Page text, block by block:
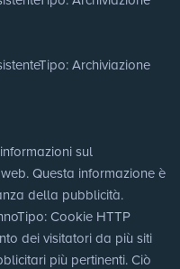
Tipo: Archiviazione
sul
Questa informazione è
della pubblicità.
Tipo: Cookie HTTP
dei visitatori da più siti
più pertinenti. Ciò